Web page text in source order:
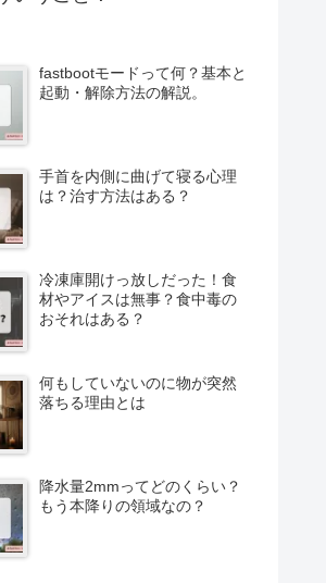
fastbootモードって何？基本と
起動・解除方法の解説。
手首を内側に曲げて寝る心理
は？治す方法はある？
冷凍庫開けっ放しだった！食
材やアイスは無事？食中毒の
おそれはある？
何もしていないのに物が突然
落ちる理由とは
降水量2mmってどのくらい？
もう本降りの領域なの？